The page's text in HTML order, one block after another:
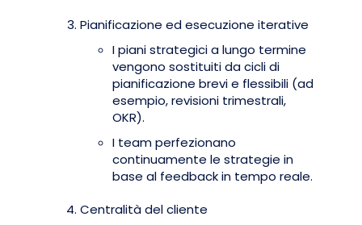
Pianificazione ed esecuzione iterative
I piani strategici a lungo termine
vengono sostituiti da cicli di
pianificazione brevi e flessibili (ad
esempio, revisioni trimestrali,
OKR).
I team perfezionano
continuamente le strategie in
base al feedback in tempo reale.
Centralità del cliente